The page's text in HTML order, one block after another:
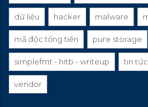
dữ liệu hacker malware
mã độc tống tiền pure storage
simplefmt - hitb - writeup tin tức
vendor